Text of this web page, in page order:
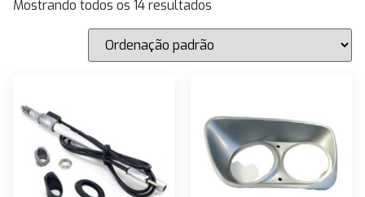
Mostrando todos os 14 resultados